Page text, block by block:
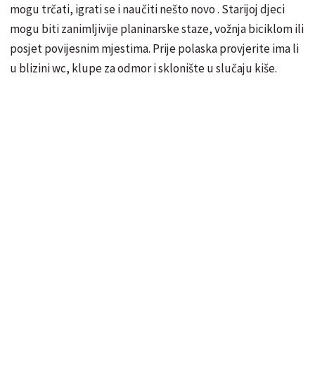
mogu trčati, igrati se i naučiti nešto novo . Starijoj djeci
mogu biti zanimljivije planinarske staze, vožnja biciklom ili
posjet povijesnim mjestima. Prije polaska provjerite ima li
u blizini wc, klupe za odmor i sklonište u slučaju kiše.